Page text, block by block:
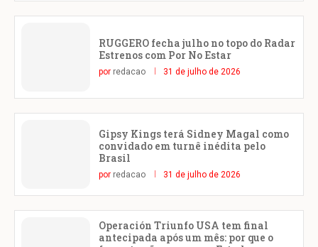
RUGGERO fecha julho no topo do Radar
Estrenos com Por No Estar
por redacao 31 de julho de 2026
Gipsy Kings terá Sidney Magal como
convidado em turnê inédita pelo
Brasil
por redacao 31 de julho de 2026
Operación Triunfo USA tem final
antecipada após um mês: por que o